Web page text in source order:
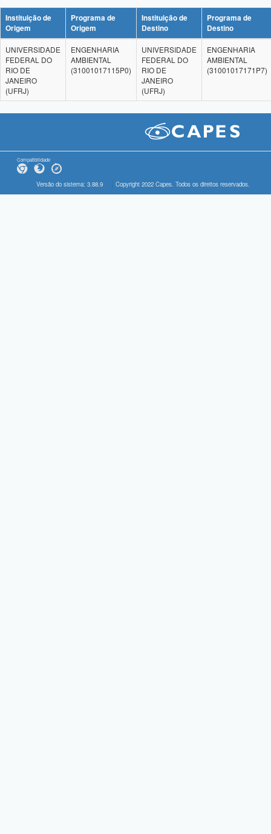
Instituição de
Origem
Programa de
Origem
Instituição de
Destino
Programa de
Destino
UNIVERSIDADE
FEDERAL DO
RIO DE
JANEIRO
(UFRJ)
ENGENHARIA
AMBIENTAL
(31001017115P0)
UNIVERSIDADE
FEDERAL DO
RIO DE
JANEIRO
(UFRJ)
ENGENHARIA
AMBIENTAL
(31001017171P7)
Compatibilidade
Versão do sistema: 3.88.9 Copyright 2022 Capes. Todos os direitos reservados.